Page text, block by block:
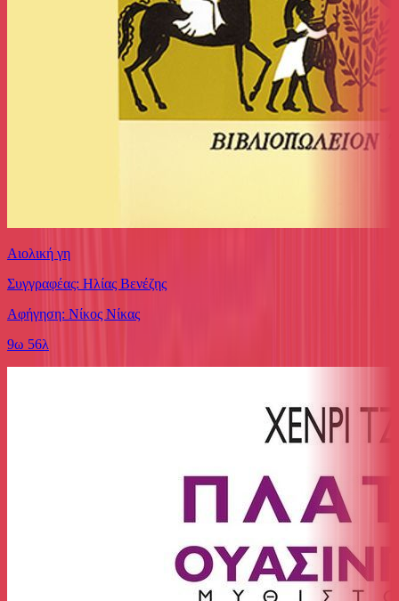
Αιολική γη
Συγγραφέας: Ηλίας Βενέζης
Αφήγηση: Νίκος Νίκας
9ω 56λ